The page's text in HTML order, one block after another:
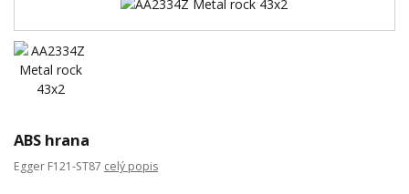
ABS hrana
Egger F121-ST87 celý popis